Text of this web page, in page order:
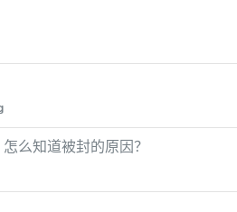
么知道被封的原因？